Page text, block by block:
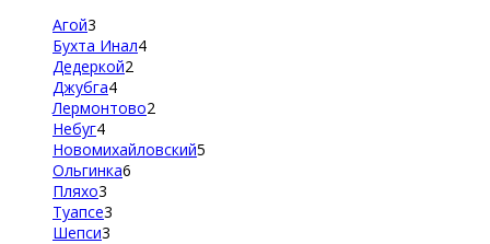
Агой3
Бухта Инал4
Дедеркой2
Джубга4
Лермонтово2
Небуг4
Новомихайловский5
Ольгинка6
Пляхо3
Туапсе3
Шепси3